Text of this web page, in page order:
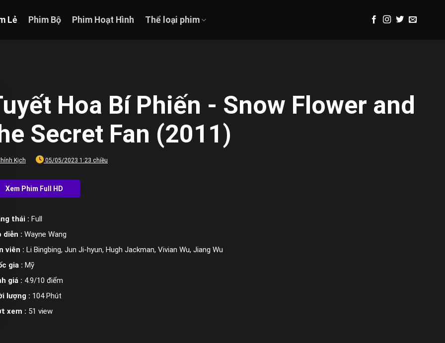
Lẻ Phim Bộ Phim Hoạt Hình Thể loại phim
Hoa Bí Phiến - Snow Flower and
Secret Fan (2011)
Kịch 05/05/2023 1:23 chiều
thái : Full
diễn : Wayne Wang
viên : Li Bingbing, Jun Ji-hyun, Hugh Jackman, Vivian Wu, Jiang Wu
gia : Mỹ
giá : 4.9/10 điểm
lượng : 104 Phút
xem : 51 view